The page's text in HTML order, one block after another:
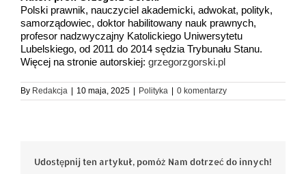
Polski prawnik, nauczyciel akademicki, adwokat, polityk,
samorządowiec, doktor habilitowany nauk prawnych,
profesor nadzwyczajny Katolickiego Uniwersytetu
Lubelskiego, od 2011 do 2014 sędzia Trybunału Stanu.
Więcej na stronie autorskiej: grzegorzgorski.pl
By Redakcja 10 maja, 2025 Polityka 0 komentarzy
Udostępnij ten artykuł, pomóż Nam dotrzeć do innych!